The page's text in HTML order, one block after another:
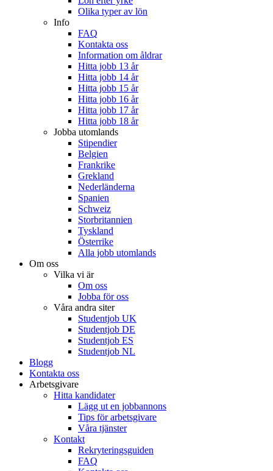
Olika typer av lön
Info
FAQ
Kontakta oss
Information om åldrar
Hitta jobb 13 år
Hitta jobb 14 år
Hitta jobb 15 år
Hitta jobb 16 år
Hitta jobb 17 år
Hitta jobb 18 år
Jobba utomlands
Stipendier
Belgien
Frankrike
Grekland
Nederländerna
Spanien
Schweiz
Storbritannien
Tyskland
Österrike
Alla jobb utomlands
Om oss
Vilka vi är
Om oss
Jobba för oss
Våra andra siter
Studentjob UK
Studentjob DE
Studentjob ES
Studentjob NL
Blogg
Kontakta oss
Arbetsgivare
Hitta kandidater
Lägg ut en jobbannons
Tips för arbetsgivare
Våra tjänster
Kontakt
Rekryteringsguiden
FAQ